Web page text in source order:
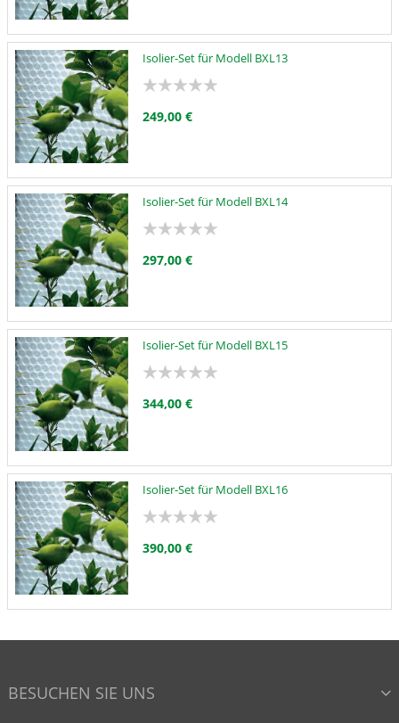
Isolier-Set für Modell BXL13
249,00 €
Isolier-Set für Modell BXL14
297,00 €
Isolier-Set für Modell BXL15
344,00 €
Isolier-Set für Modell BXL16
390,00 €
BESUCHEN SIE UNS